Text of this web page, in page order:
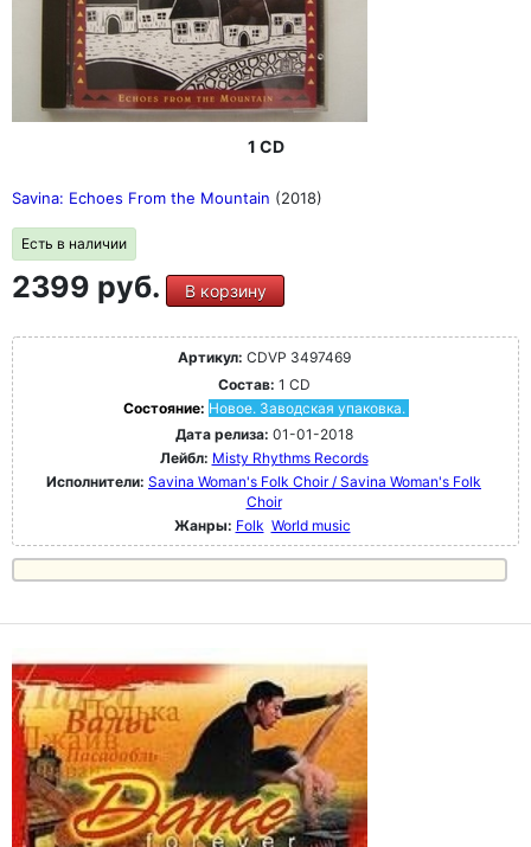
1 CD
Savina: Echoes From the Mountain (2018)
Есть в наличии
2399 руб. В корзину
Артикул: CDVP 3497469
Состав: 1 CD
Состояние: Новое. Заводская упаковка.
Дата релиза: 01-01-2018
Лейбл: Misty Rhythms Records
Исполнители: Savina Woman's Folk Choir / Savina Woman's Folk
Choir
Жанры: Folk World music